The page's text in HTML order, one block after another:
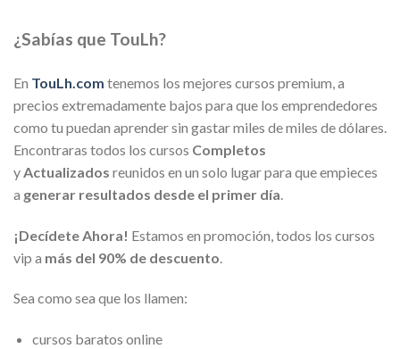
¿Sabías que TouLh?
En TouLh.com tenemos los mejores cursos premium, a
precios extremadamente bajos para que los emprendedores
como tu puedan aprender sin gastar miles de miles de dólares.
Encontraras todos los cursos Completos
y Actualizados reunidos en un solo lugar para que empieces
a generar resultados desde el primer día
¡Decídete Ahora! Estamos en promoción, todos los cursos
vip a más del 90% de descuento
Sea como sea que los llamen:
cursos baratos online